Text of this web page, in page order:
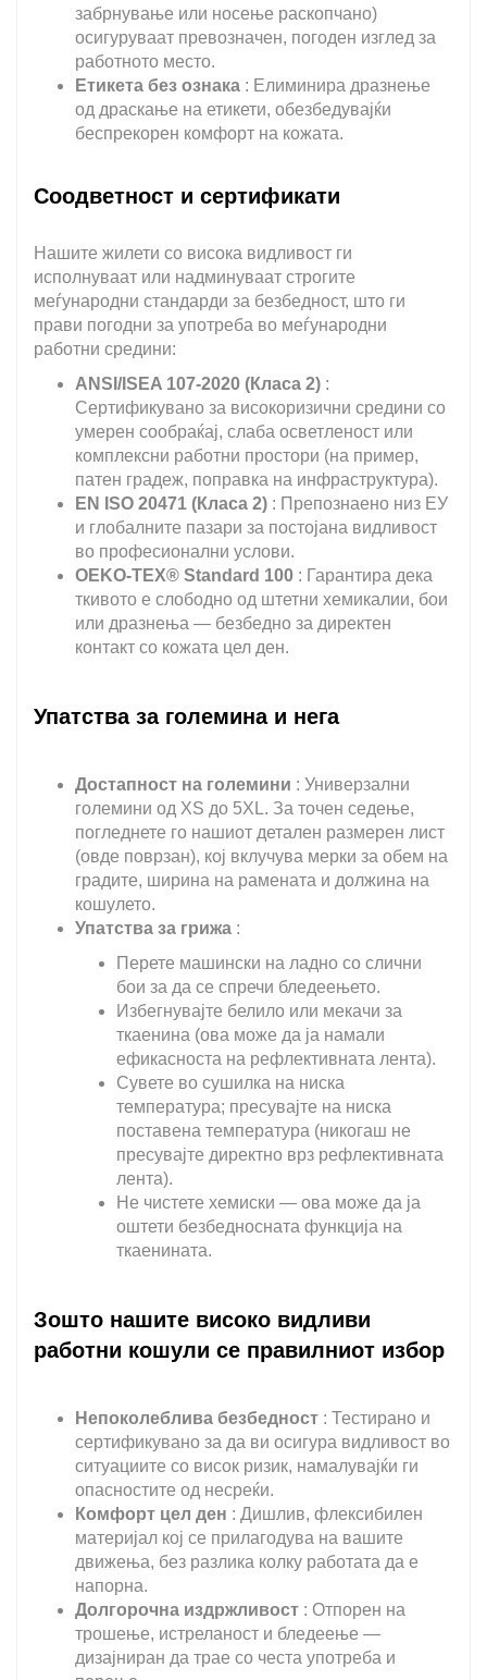
забрнување или носење раскопчано)
осигуруваат превозначен, погоден изглед за
работното место.
Етикета без ознака : Елиминира дразнење
од драскање на етикети, обезбедувајќи
беспрекорен комфорт на кожата.
Соодветност и сертификати
Нашите жилети со висока видливост ги
исполнуваат или надминуваат строгите
меѓународни стандарди за безбедност, што ги
прави погодни за употреба во меѓународни
работни средини:
ANSI/ISEA 107-2020 (Класа 2) :
Сертификувано за високоризични средини со
умерен сообраќај, слаба осветленост или
комплексни работни простори (на пример,
патен градеж, поправка на инфраструктура).
EN ISO 20471 (Класа 2) : Препознаено низ ЕУ
и глобалните пазари за постојана видливост
во професионални услови.
OEKO-TEX® Standard 100 : Гарантира дека
ткивото е слободно од штетни хемикалии, бои
или дразнења — безбедно за директен
контакт со кожата цел ден.
Упатства за големина и нега
Достапност на големини : Универзални
големини од XS до 5XL. За точен седење,
погледнете го нашиот детален размерен лист
(овде поврзан), кој вклучува мерки за обем на
градите, ширина на рамената и должина на
кошулето.
Упатства за грижа :
Перете машински на ладно со слични
бои за да се спречи бледеењето.
Избегнувајте белило или мекачи за
ткаенина (ова може да ја намали
ефикасноста на рефлективната лента).
Сувете во сушилка на ниска
температура; пресувајте на ниска
поставена температура (никогаш не
пресувајте директно врз рефлективната
лента).
Не чистете хемиски — ова може да ја
оштети безбедносната функција на
ткаенината.
Зошто нашите високо видливи
работни кошули се правилниот избор
Непоколеблива безбедност : Тестирано и
сертификувано за да ви осигура видливост во
ситуациите со висок ризик, намалувајќи ги
опасностите од несреќи.
Комфорт цел ден : Дишлив, флексибилен
материјал кој се прилагодува на вашите
движења, без разлика колку работата да е
напорна.
Долгорочна издржливост : Отпорен на
трошење, истреланост и бледеење —
дизајниран да трае со честа употреба и